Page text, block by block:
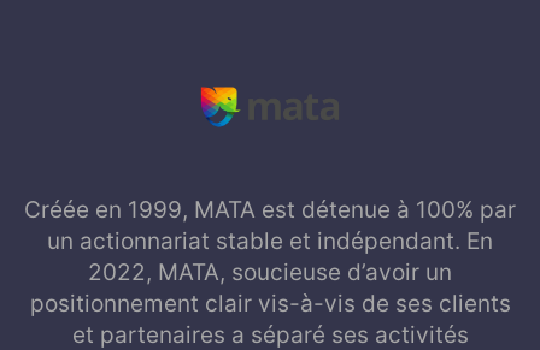
Créée en 1999, MATA est détenue à 100% par
un actionnariat stable et indépendant. En
2022, MATA, soucieuse d’avoir un
positionnement clair vis-à-vis de ses clients
et partenaires a séparé ses activités